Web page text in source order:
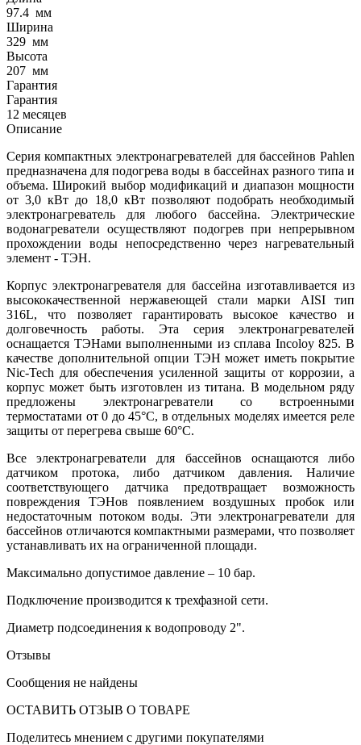
97.4 мм
Ширина
329 мм
Высота
207 мм
Гарантия
Гарантия
12 месяцев
Описание
Серия компактных электронагревателей для бассейнов Pahlen
предназначена для подогрева воды в бассейнах разного типа и
объема. Широкий выбор модификаций и диапазон мощности
от 3,0 кВт до 18,0 кВт позволяют подобрать необходимый
электронагреватель для любого бассейна. Электрические
водонагреватели осуществляют подогрев при непрерывном
прохождении воды непосредственно через нагревательный
элемент - ТЭН.
Корпус электронагревателя для бассейна изготавливается из
высококачественной нержавеющей стали марки AISI тип
316L, что позволяет гарантировать высокое качество и
долговечность работы. Эта серия электронагревателей
оснащается ТЭНами выполненными из сплава Incoloy 825. В
качестве дополнительной опции ТЭН может иметь покрытие
Nic-Tech для обеспечения усиленной защиты от коррозии, а
корпус может быть изготовлен из титана. В модельном ряду
предложены электронагреватели со встроенными
термостатами от 0 до 45°C, в отдельных моделях имеется реле
защиты от перегрева свыше 60°C.
Все электронагреватели для бассейнов оснащаются либо
датчиком протока, либо датчиком давления. Наличие
соответствующего датчика предотвращает возможность
повреждения ТЭНов появлением воздушных пробок или
недостаточным потоком воды. Эти электронагреватели для
бассейнов отличаются компактными размерами, что позволяет
устанавливать их на ограниченной площади.
Максимально допустимое давление – 10 бар.
Подключение производится к трехфазной сети.
Диаметр подсоединения к водопроводу 2".
Отзывы
Сообщения не найдены
ОСТАВИТЬ ОТЗЫВ О ТОВАРЕ
Поделитесь мнением с другими покупателями